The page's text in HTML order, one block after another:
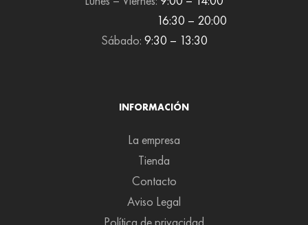
16:30 – 20:00
Sábado: 9:30 – 13:30
INFORMACIÓN
La empresa
Tienda
Contacto
Aviso Legal
Política de privacidad